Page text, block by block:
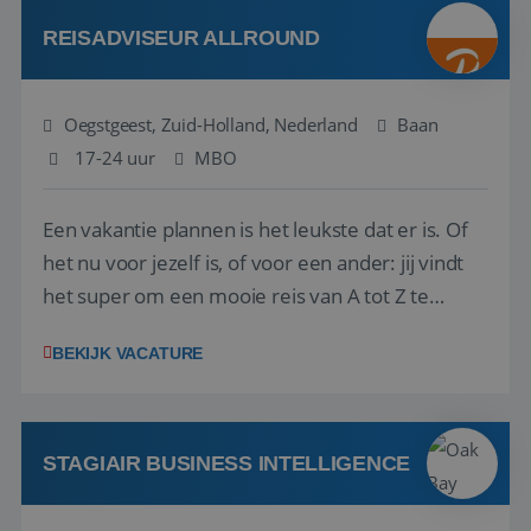
REISADVISEUR ALLROUND
Oegstgeest, Zuid-Holland, Nederland
Baan
17-24 uur
MBO
Een vakantie plannen is het leukste dat er is. Of
het nu voor jezelf is, of voor een ander: jij vindt
het super om een mooie reis van A tot Z te
vakantiegangers de meest prachtige plekjes op
werken: of het nu gaat om vragen ...
BEKIJK VACATURE
STAGIAIR BUSINESS INTELLIGENCE